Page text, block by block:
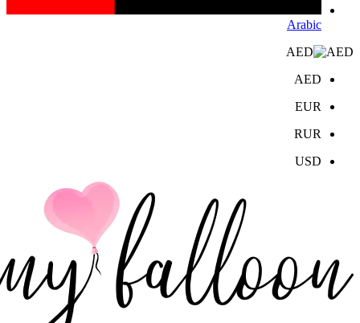
Arabic
AED
AED
EUR
RUR
USD